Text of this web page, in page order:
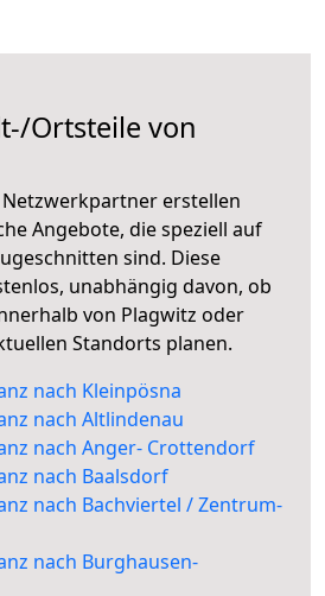
Ortsteile von
erstellen
Angebote, die speziell auf
sind. Diese
unabhängig davon, ob
von Plagwitz oder
Standorts planen.
nach Kleinpösna
nach Altlindenau
nach Anger- Crottendorf
nach Baalsdorf
nach Bachviertel / Zentrum-
nach Burghausen-